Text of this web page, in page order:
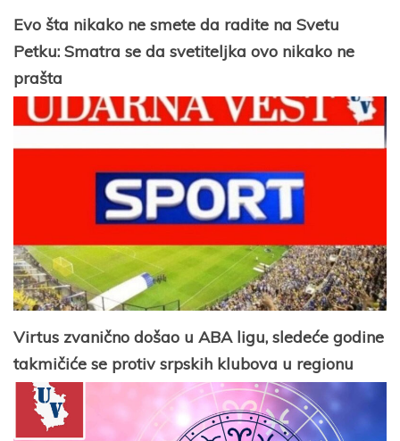
Evo šta nikako ne smete da radite na Svetu
Petku: Smatra se da svetiteljka ovo nikako ne
prašta
Virtus zvanično došao u ABA ligu, sledeće godine
takmičiće se protiv srpskih klubova u regionu